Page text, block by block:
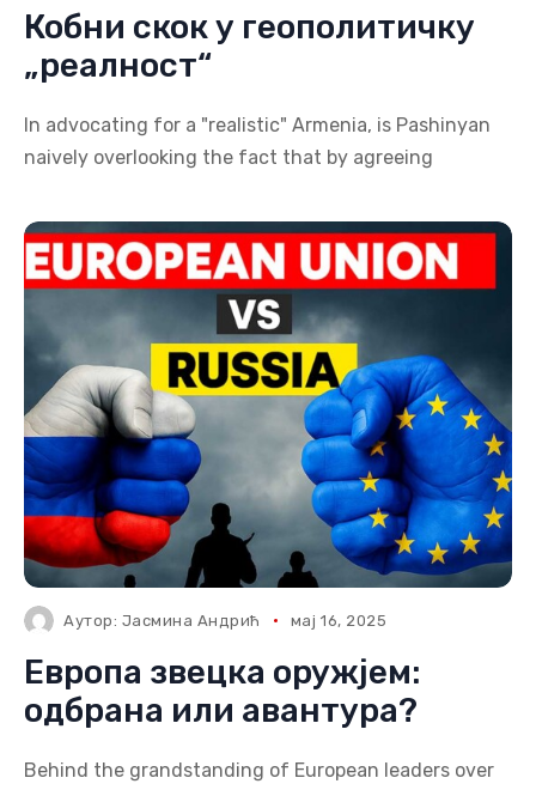
Кобни скок у геополитичку
„реалност“
In advocating for a "realistic" Armenia, is Pashinyan
naively overlooking the fact that by agreeing
Аутор: Јасмина Андрић мај 16, 2025
Европа звецка оружјем:
одбрана или авантура?
Behind the grandstanding of European leaders over